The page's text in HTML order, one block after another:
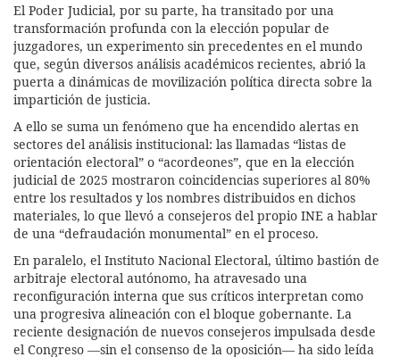
El Poder Judicial, por su parte, ha transitado por una
transformación profunda con la elección popular de
juzgadores, un experimento sin precedentes en el mundo
que, según diversos análisis académicos recientes, abrió la
puerta a dinámicas de movilización política directa sobre la
impartición de justicia.
A ello se suma un fenómeno que ha encendido alertas en
sectores del análisis institucional: las llamadas “listas de
orientación electoral” o “acordeones”, que en la elección
judicial de 2025 mostraron coincidencias superiores al 80%
entre los resultados y los nombres distribuidos en dichos
materiales, lo que llevó a consejeros del propio INE a hablar
de una “defraudación monumental” en el proceso.
En paralelo, el Instituto Nacional Electoral, último bastión de
arbitraje electoral autónomo, ha atravesado una
reconfiguración interna que sus críticos interpretan como
una progresiva alineación con el bloque gobernante. La
reciente designación de nuevos consejeros impulsada desde
el Congreso —sin el consenso de la oposición— ha sido leída